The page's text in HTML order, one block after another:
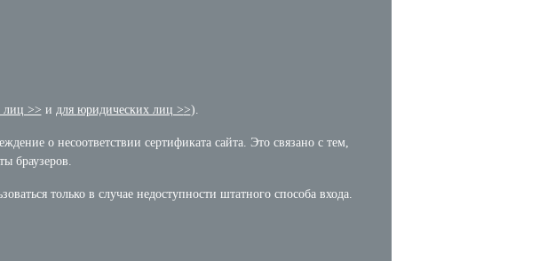
лиц >> и для юридических лиц >>).
о несоответствии сертификата сайта. Это связано с тем,
браузеров.
только в случае недоступности штатного способа входа.